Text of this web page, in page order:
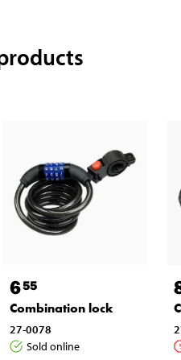
655
Combination lock
27-0078
Sold online